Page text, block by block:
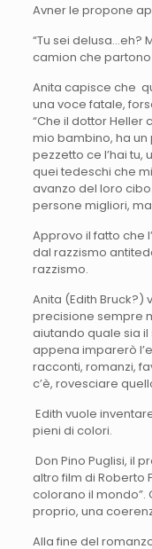
Avner le propone
“Tu sei delusa…eh?
camion che
Anita capisce che
una voce fatale,
“Che il dottor Heller
mio bambino, ha un
pezzetto ce l’hai
quei tedeschi che
avanzo del loro
persone migliori, ma
Approvo il fatto che
dal razzismo
razzismo.
Anita (Edith
precisione sempre
aiutando quale sia il
appena imparerò
racconti, romanzi,
c’è, rovesciare
Edith vuole
pieni di colori.
Don Pino Puglisi, il
altro film di Roberto
colorano il mondo”.
proprio, una
Alla fine del